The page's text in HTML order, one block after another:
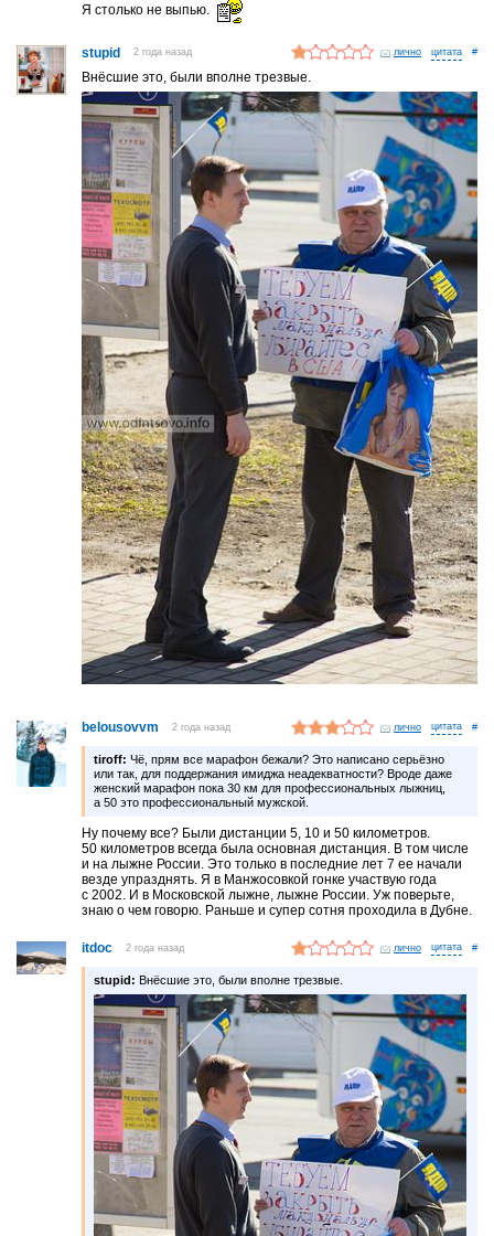
Я столько не выпью.
stupid 2 года назад лично #
Внёсшие это, были вполне трезвые.
belousovvm 2 года назад лично #
tiroff: Чё, прям все марафон бежали? Это написано серьёзно
или так, для поддержания имиджа неадекватности? Вроде даже
женский марафон пока 30 км для профессиональных лыжниц,
а 50 это профессиональный мужской.
Ну почему все? Были дистанции 5, 10 и 50 километров.
50 километров всегда была основная дистанция. В том числе
и на лыжне России. Это только в последние лет 7 ее начали
везде упразднять. Я в Манжосовкой гонке участвую года
с 2002. И в Московской лыжне, лыжне России. Уж поверьте,
знаю о чем говорю. Раньше и супер сотня проходила в Дубне.
itdoc 2 года назад лично #
stupid: Внёсшие это, были вполне трезвые.